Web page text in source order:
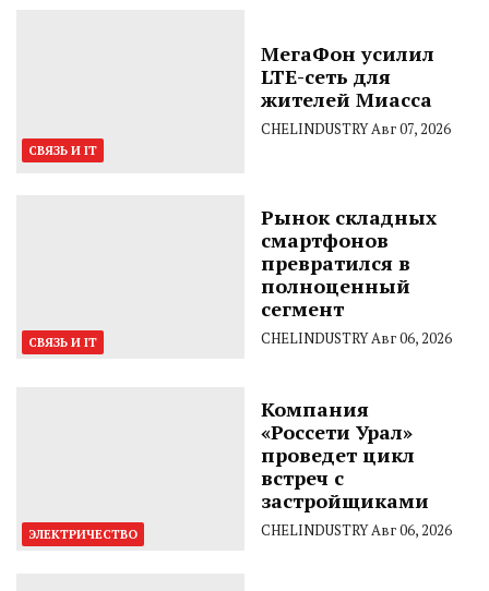
СВЯЗЬ И IT
МегаФон усилил
LTE-сеть для
жителей Миасса
CHELINDUSTRYАвг 07, 2026
СВЯЗЬ И IT
Рынок складных
смартфонов
превратился в
полноценный
сегмент
CHELINDUSTRY Авг 06, 2026
ЭЛЕКТРИЧЕСТВО
Компания
«Россети Урал»
проведет цикл
встреч с
застройщиками
CHELINDUSTRY Авг 06, 2026